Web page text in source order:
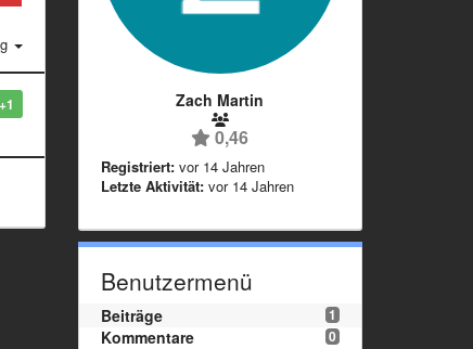
+1 Zach Martin
0,46
Registriert: vor 14 Jahren
Letzte Aktivität: vor 14 Jahren
Benutzermenü
1
Beiträge
0
Kommentare